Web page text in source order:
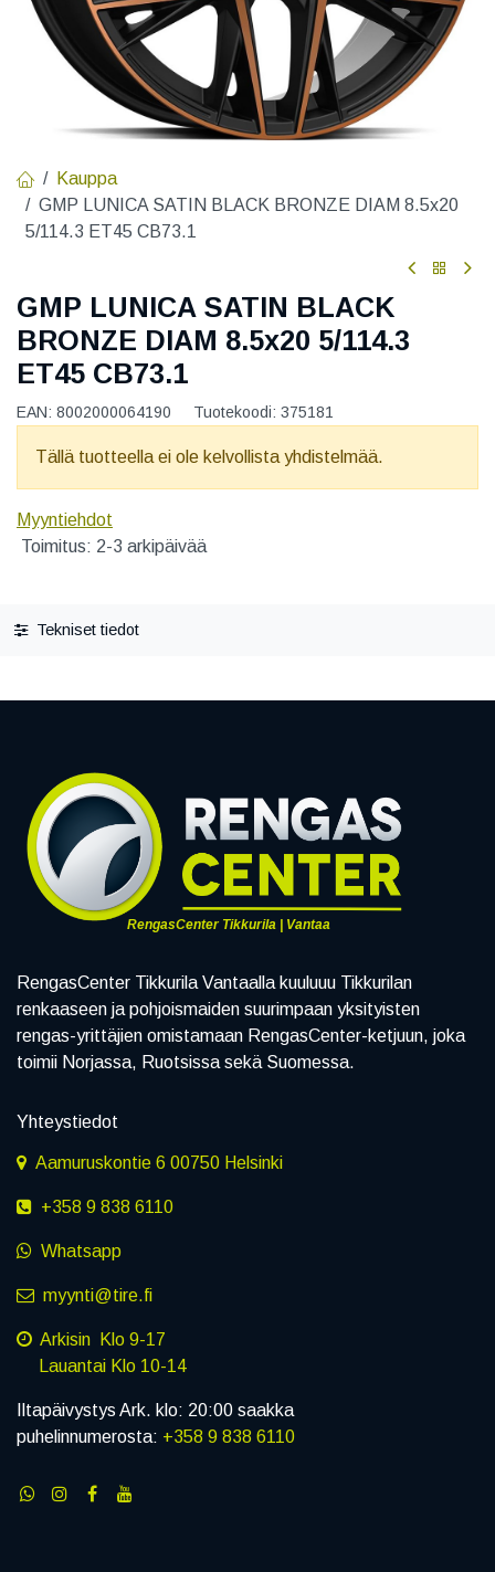
Kauppa
GMP LUNICA SATIN BLACK BRONZE DIAM 8.5x20
5/114.3 ET45 CB73.1
GMP LUNICA SATIN BLACK
BRONZE DIAM 8.5x20 5/114.3
ET45 CB73.1
EAN: 8002000064190 Tuotekoodi: 375181
Tällä tuotteella ei ole kelvollista yhdistelmää.
Myyntiehdot
Toimitus: 2-3 arkipäivää
Tekniset tiedot
RengasCenter Tikkurila | Vantaa
RengasCenter Tikkurila Vantaalla kuuluuu Tikkurilan
renkaaseen ja pohjoismaiden suurimpaan yksityisten
rengas-yrittäjien omistamaan RengasCenter-ketjuun, joka
toimii Norjassa, Ruotsissa sekä Suomessa.
Yhteystiedot
Aamuruskontie 6 00750 Helsinki
+358 9 838 6110
Whatsapp
myynti@tire.fi
Arkisin Klo 9-17
Lauantai Klo 10-14
Iltapäivystys Ark. klo: 20:00 saakka
puhelinnumerosta: +358 9 838 6110